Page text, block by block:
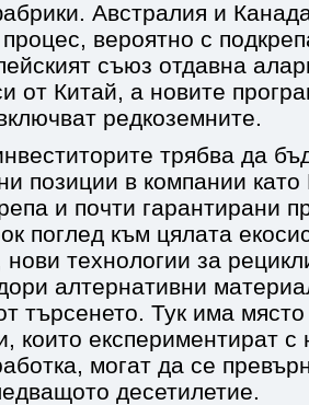
Австралия и
вероятно с
съюз отдавна
от Китай, а новите
редкоземните.
трябва да
позиции в компании като
и почти гарантирани
поглед към цялата
технологии за
алтернативни
търсенето. Тук има
които експериментират с
могат да се
десетилетие.